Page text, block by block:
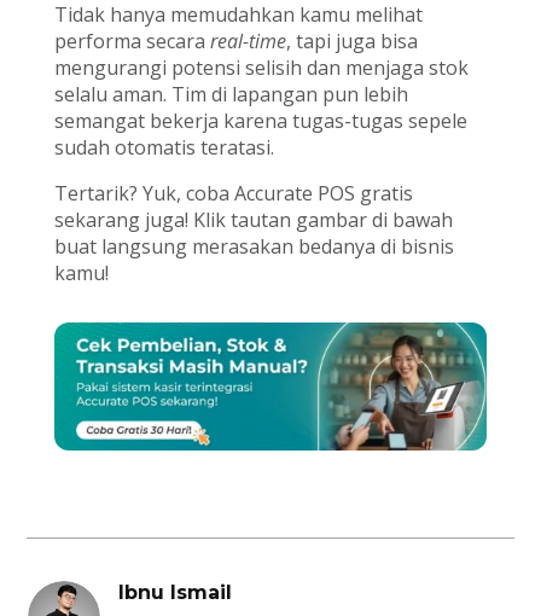
Tidak hanya memudahkan kamu melihat
performa secara real-time, tapi juga bisa
mengurangi potensi selisih dan menjaga stok
selalu aman. Tim di lapangan pun lebih
semangat bekerja karena tugas-tugas sepele
sudah otomatis teratasi.
Tertarik? Yuk, coba Accurate POS gratis
sekarang juga! Klik tautan gambar di bawah
buat langsung merasakan bedanya di bisnis
kamu!
Ibnu Ismail